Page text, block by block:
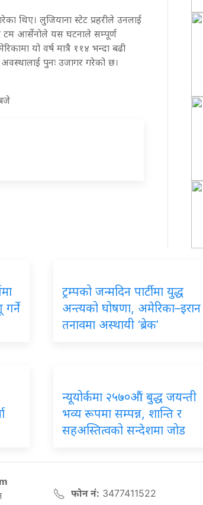
थिए। लुजियाना स्टेट प्रहरीले उनलाई
टम आर्सेनोले यस घटनाले सम्पूर्ण
यो वर्ष मात्रै ११४ भन्दा बढी
पुनः उजागर गरेको छ।
गर्ने
ट्रम्पको जन्मदिन पार्टीमा युद्ध
अन्त्यको घोषणा, अमेरिका–इरान
तनावमा अस्थायी ‘ब्रेक’
न्यूयोर्कमा २५७०औं बुद्ध जयन्ती
भव्य रूपमा सम्पन्न, शान्ति र
सहअस्तित्वको सन्देशमा जोड
फोन नं: 3477411522